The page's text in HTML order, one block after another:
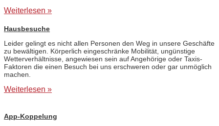
Weiterlesen »
Hausbesuche
Leider gelingt es nicht allen Personen den Weg in unsere Geschäfte
zu bewältigen. Körperlich eingeschränke Mobilität, ungünstige
Wetterverhältnisse, angewiesen sein auf Angehörige oder Taxis-
Faktoren die einen Besuch bei uns erschweren oder gar unmöglich
machen.
Weiterlesen »
App-Koppelung